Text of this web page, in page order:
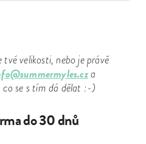
velikosti, nebo je právě
a
co se s tím dá dělat :-)
do 30 dnů